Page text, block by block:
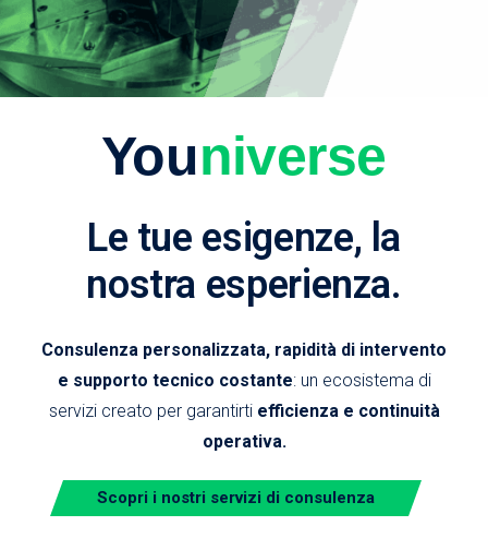
Youniverse
Le tue esigenze, la
nostra esperienza.
Consulenza personalizzata, rapidità di intervento
e supporto tecnico costante: un ecosistema di
servizi creato per garantirti efficienza e continuità
operativa.
Scopri i nostri servizi di consulenza